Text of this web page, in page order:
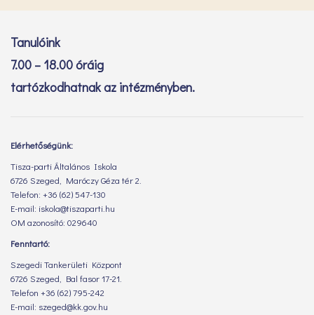
Tanulóink
7.00 – 18.00 óráig
tartózkodhatnak az intézményben.
Elérhetőségünk:
Tisza-parti Általános Iskola
6726 Szeged, Maróczy Géza tér 2.
Telefon: +36 (62) 547-130
E-mail: iskola@tiszaparti.hu
OM azonosító: 029640
Fenntartó:
Szegedi Tankerületi Központ
6726 Szeged, Bal fasor 17-21.
Telefon +36 (62) 795-242
E-mail: szeged@kk.gov.hu